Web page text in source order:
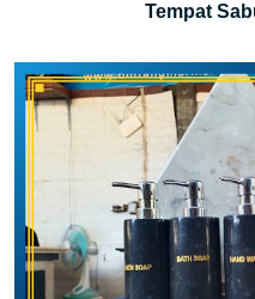
Tempat